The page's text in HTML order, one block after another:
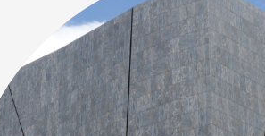
Póngase en contacto
Suscríbase a nuestro
boletín de noticias